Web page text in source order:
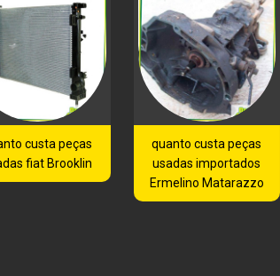
custa peças
fiat Brooklin
quanto custa peças
usadas importados
Ermelino Matarazzo